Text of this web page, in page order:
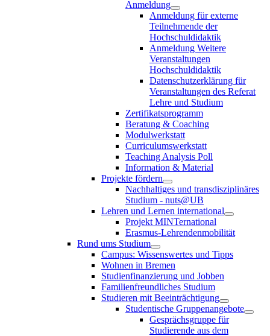
Anmeldung
Anmeldung für externe
Teilnehmende der
Hochschuldidaktik
Anmeldung Weitere
Veranstaltungen
Hochschuldidaktik
Datenschutzerklärung für
Veranstaltungen des Referat
Lehre und Studium
Zertifikatsprogramm
Beratung & Coaching
Modulwerkstatt
Curriculumswerkstatt
Teaching Analysis Poll
Information & Material
Projekte fördern
Nachhaltiges und transdisziplinäres
Studium - nuts@UB
Lehren und Lernen international
Projekt MINTernational
Erasmus-Lehrendenmobilität
Rund ums Studium
Campus: Wissenswertes und Tipps
Wohnen in Bremen
Studienfinanzierung und Jobben
Familienfreundliches Studium
Studieren mit Beeinträchtigung
Studentische Gruppenangebote
Gesprächsgruppe für
Studierende aus dem